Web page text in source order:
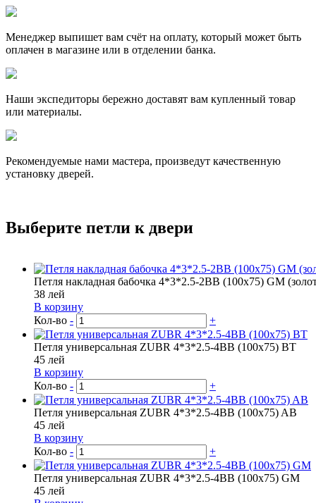
Менеджер выпишет вам счёт на оплату, который может быть
оплачен в магазине или в отделении банка.
Наши экспедиторы бережно доставят вам купленный товар
или материалы.
Рекомендуемые нами мастера, произведут качественную
установку дверей.
Выберите петли к двери
Петля накладная бабочка 4*3*2.5-2BB (100х75) GM
38 лей
В корзину
Кол-во - +
Петля универсальная ZUBR 4*3*2.5-4BB (100x75) BT
45 лей
В корзину
Кол-во - +
Петля универсальная ZUBR 4*3*2.5-4BB (100x75) AB
45 лей
В корзину
Кол-во - +
Петля универсальная ZUBR 4*3*2.5-4BB (100x75) GM
45 лей